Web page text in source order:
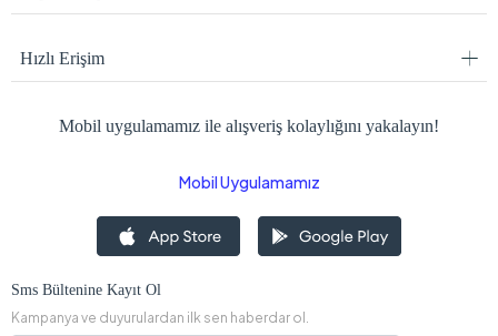
Hızlı Erişim
Mobil uygulamamız ile alışveriş kolaylığını yakalayın!
Mobil Uygulamamız
Sms Bültenine Kayıt Ol
Kampanya ve duyurulardan ilk sen haberdar ol.